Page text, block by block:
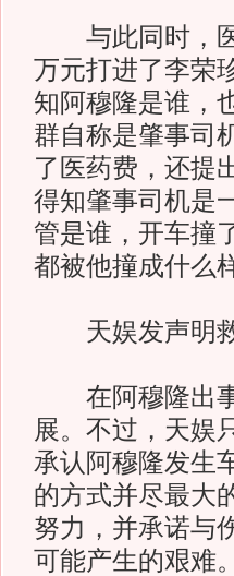
与此同时，医
万元打进了李荣
知阿穆隆是谁，
群自称是肇事司
了医药费，还提
得知肇事司机是
管是谁，开车撞
都被他撞成什
天娱发声明
在阿穆隆出事
展。不过，天娱
承认阿穆隆发生
的方式并尽最大
努力，并承诺与
可能产生的艰难